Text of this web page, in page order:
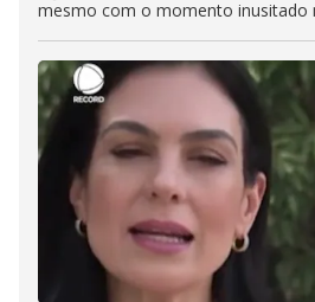
mesmo com o momento inusitado